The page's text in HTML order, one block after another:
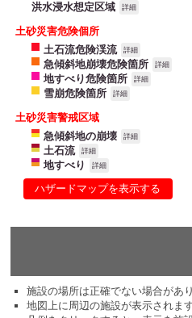
洪水浸水想定区域 詳細
土砂災害危険個所
土石流危険渓流
詳細
急傾斜地崩壊危険箇所 詳細
地すべり危険箇所 詳細
雪崩危険箇所 詳細
土砂災害警戒区域
急傾斜地の崩壊
詳細
土石流 詳細
地すべり 詳細
ハザードマップを表示する
施設の場所は正確でない場合があ
地図上に周辺の施設が表示されま